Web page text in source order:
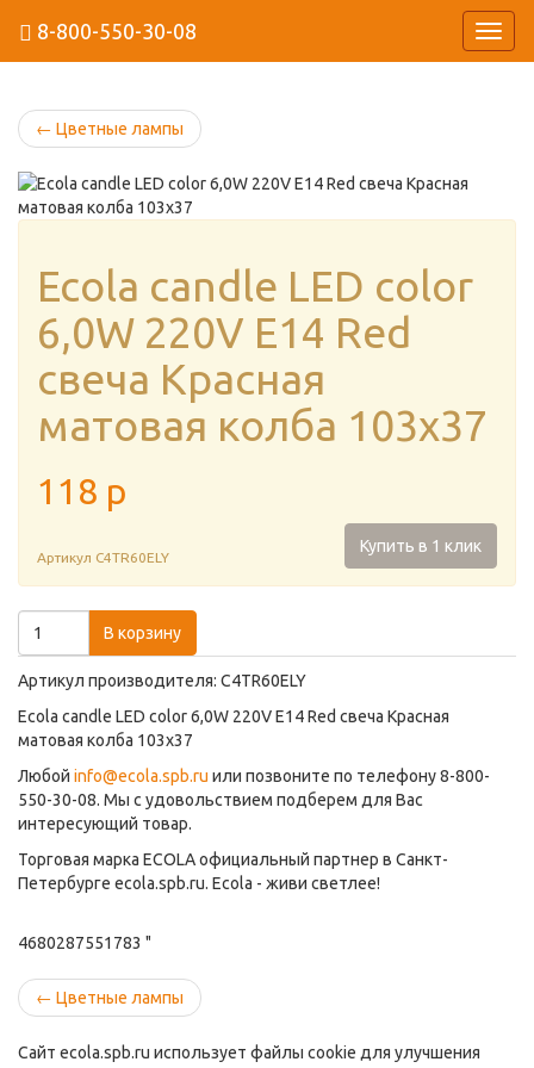
8-800-550-30-08
← Цветные лампы
Ecola candle LED color
6,0W 220V E14 Red
свеча Красная
матовая колба 103x37
118 p
Купить в 1 клик
Артикул C4TR60ELY
В корзину
Артикул производителя: C4TR60ELY
Ecola candle LED color 6,0W 220V E14 Red свеча Красная
матовая колба 103x37
Любой info@ecola.spb.ru или позвоните по телефону 8-800-
550-30-08. Мы с удовольствием подберем для Вас
интересующий товар.
Торговая марка ECOLA официальный партнер в Санкт-
Петербурге ecola.spb.ru. Ecola - живи светлее!
4680287551783 "
← Цветные лампы
Сайт ecola.spb.ru использует файлы cookie для улучшения